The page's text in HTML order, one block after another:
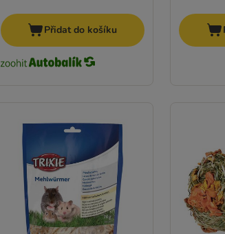
Přidat do košíku